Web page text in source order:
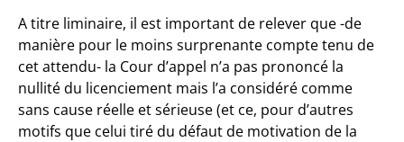
A titre liminaire, il est important de relever que -de
manière pour le moins surprenante compte tenu de
cet attendu- la Cour d’appel n’a pas prononcé la
nullité du licenciement mais l’a considéré comme
sans cause réelle et sérieuse (et ce, pour d’autres
motifs que celui tiré du défaut de motivation de la